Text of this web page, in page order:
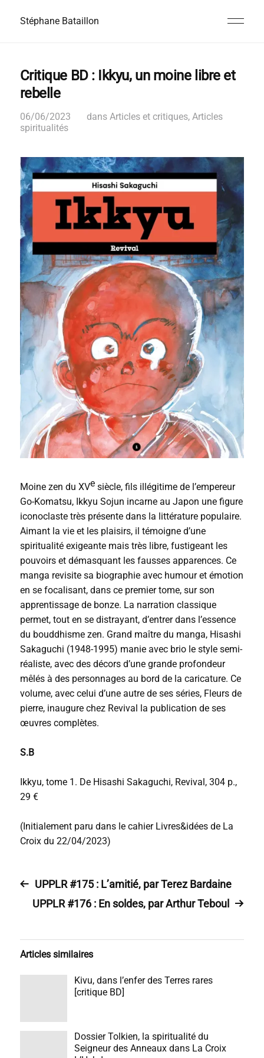
Stéphane Bataillon
Critique BD : Ikkyu, un moine libre et
rebelle
06/06/2023 dans Articles et critiques, Articles
spiritualités
Moine zen du XVesiècle, fils illégitime de l’empereur
Go-Komatsu, Ikkyu Sojun incarne au Japon une figure
iconoclaste très présente dans la littérature populaire.
Aimant la vie et les plaisirs, il témoigne d’une
spiritualité exigeante mais très libre, fustigeant les
pouvoirs et démasquant les fausses apparences. Ce
manga revisite sa biographie avec humour et émotion
en se focalisant, dans ce premier tome, sur son
apprentissage de bonze. La narration classique
permet, tout en se distrayant, d’entrer dans l’essence
du bouddhisme zen. Grand maître du manga, Hisashi
Sakaguchi (1948-1995) manie avec brio le style semi-
réaliste, avec des décors d’une grande profondeur
mêlés à des personnages au bord de la caricature. Ce
volume, avec celui d’une autre de ses séries, Fleurs de
pierre, inaugure chez Revival la publication de ses
œuvres complètes.
S.B
Ikkyu, tome 1. De Hisashi Sakaguchi, Revival, 304 p.,
29 €
(Initialement paru dans le cahier Livres&idées de La
Croix du 22/04/2023)
UPPLR #175 : L’amitié, par Terez Bardaine
UPPLR #176 : En soldes, par Arthur Teboul
Articles similaires
Kivu, dans l’enfer des Terres rares
[critique BD]
Dossier Tolkien, la spiritualité du
Seigneur des Anneaux dans La Croix